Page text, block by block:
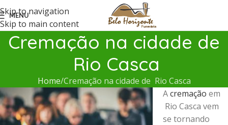
Skip to navigation
Skip to main content
MENU
Cremação na cidade de
Rio Casca
Home Cremação na cidade de Rio Casca
Acremação em
Rio Casca vem
se tornando